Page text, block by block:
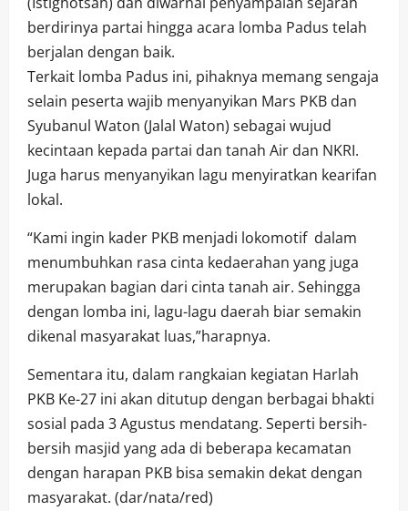
berdirinya partai hingga acara lomba Padus telah
berjalan dengan baik.
Terkait lomba Padus ini, pihaknya memang sengaja
selain peserta wajib menyanyikan Mars PKB dan
Syubanul Waton (Jalal Waton) sebagai wujud
kecintaan kepada partai dan tanah Air dan NKRI.
Juga harus menyanyikan lagu menyiratkan kearifan
lokal.
“Kami ingin kader PKB menjadi lokomotif dalam
menumbuhkan rasa cinta kedaerahan yang juga
merupakan bagian dari cinta tanah air. Sehingga
dengan lomba ini, lagu-lagu daerah biar semakin
dikenal masyarakat luas,”harapnya.
Sementara itu, dalam rangkaian kegiatan Harlah
PKB Ke-27 ini akan ditutup dengan berbagai bhakti
sosial pada 3 Agustus mendatang. Seperti bersih-
bersih masjid yang ada di beberapa kecamatan
dengan harapan PKB bisa semakin dekat dengan
masyarakat. (dar/nata/red)